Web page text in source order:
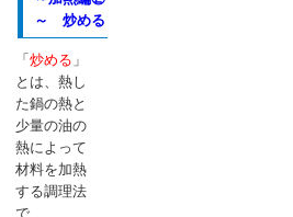
～ 炒める
「炒める 」
とは、熱し
た鍋の熱と
少量の油の
熱によって
材料を加熱
する調理法
で、